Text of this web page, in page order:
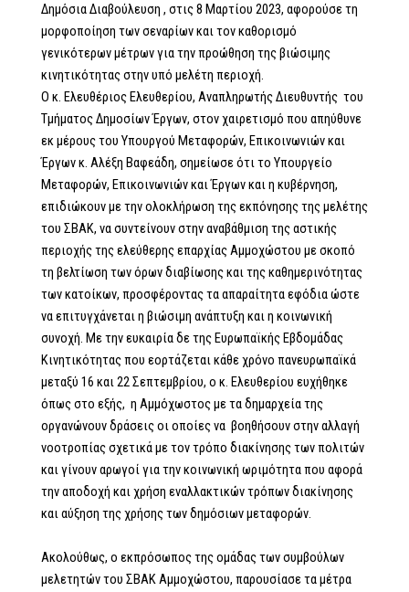
Δημόσια Διαβούλευση , στις 8 Μαρτίου 2023, αφορούσε τη
μορφοποίηση των σεναρίων και τον καθορισμό
γενικότερων μέτρων για την προώθηση της βιώσιμης
κινητικότητας στην υπό μελέτη περιοχή.
Ο κ. Ελευθέριος Ελευθερίου, Αναπληρωτής Διευθυντής του
Τμήματος Δημοσίων Έργων, στον χαιρετισμό που απηύθυνε
εκ μέρους του Υπουργού Μεταφορών, Επικοινωνιών και
Έργων κ. Αλέξη Βαφεάδη, σημείωσε ότι το Υπουργείο
Μεταφορών, Επικοινωνιών και Έργων και η κυβέρνηση,
επιδιώκουν με την ολοκλήρωση της εκπόνησης της μελέτης
του ΣΒΑΚ, να συντείνουν στην αναβάθμιση της αστικής
περιοχής της ελεύθερης επαρχίας Αμμοχώστου με σκοπό
τη βελτίωση των όρων διαβίωσης και της καθημερινότητας
των κατοίκων, προσφέροντας τα απαραίτητα εφόδια ώστε
να επιτυγχάνεται η βιώσιμη ανάπτυξη και η κοινωνική
συνοχή. Με την ευκαιρία δε της Ευρωπαϊκής Εβδομάδας
Κινητικότητας που εορτάζεται κάθε χρόνο πανευρωπαϊκά
μεταξύ 16 και 22 Σεπτεμβρίου, ο κ. Ελευθερίου ευχήθηκε
όπως στο εξής, η Αμμόχωστος με τα δημαρχεία της
οργανώνουν δράσεις οι οποίες να βοηθήσουν στην αλλαγή
νοοτροπίας σχετικά με τον τρόπο διακίνησης των πολιτών
και γίνουν αρωγοί για την κοινωνική ωριμότητα που αφορά
την αποδοχή και χρήση εναλλακτικών τρόπων διακίνησης
και αύξηση της χρήσης των δημόσιων μεταφορών.
Ακολούθως, ο εκπρόσωπος της ομάδας των συμβούλων
μελετητών του ΣΒΑΚ Αμμοχώστου, παρουσίασε τα μέτρα